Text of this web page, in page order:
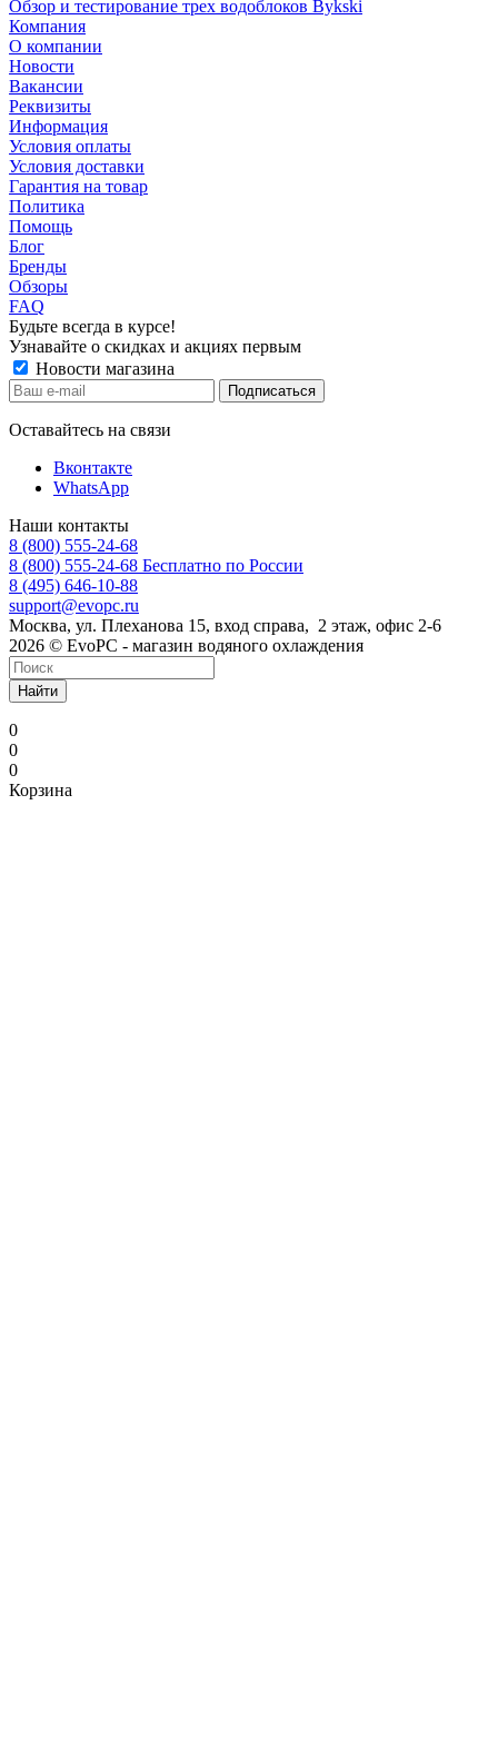
Обзор и тестирование трех водоблоков Bykski
Компания
О компании
Новости
Вакансии
Реквизиты
Информация
Условия оплаты
Условия доставки
Гарантия на товар
Политика
Помощь
Блог
Бренды
Обзоры
FAQ
Будьте всегда в курсе!
Узнавайте о скидках и акциях первым
Новости магазина
Оставайтесь на связи
Вконтакте
WhatsApp
Наши контакты
8 (800) 555-24-68
8 (800) 555-24-68 Бесплатно по России
8 (495) 646-10-88
support@evopc.ru
Москва, ул. Плеханова 15, вход справа, 2 этаж, офис 2-6
2026 © EvoPC - магазин водяного охлаждения
Найти
0
0
0
Корзина